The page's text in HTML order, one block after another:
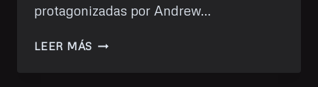
protagonizadas por Andrew…
LEER MÁS HE